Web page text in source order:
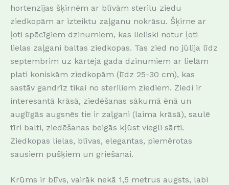
hortenzijas šķirnēm ar blīvām sterilu ziedu
ziedkopām ar izteiktu zaļganu nokrāsu. Šķirne ar
ļoti spēcīgiem dzinumiem, kas lieliski notur ļoti
lielas zaļgani baltas ziedkopas. Tas zied no jūlija līdz
septembrim uz kārtējā gada dzinumiem ar lielām
plati koniskām ziedkopām (līdz 25-30 cm), kas
sastāv gandrīz tikai no steriliem ziediem. Ziedi ir
interesantā krāsā, ziedēšanas sākumā ēnā un
auglīgās augsnēs tie ir zaļgani (laima krāsā), saulē
tīri balti, ziedēšanas beigās kļūst viegli sārti.
Ziedkopas lielas, blīvas, elegantas, piemērotas
sausiem pušķiem un griešanai.
Krūms ir blīvs, vairāk nekā 1,5 metrus augsts, labi